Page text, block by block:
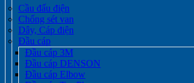
Cầu đấu điện
Chống sét van
Dây, Cáp điện
Đầu cáp
Đầu cáp 3M
Đầu cáp DENSON
Đầu cáp Elbow